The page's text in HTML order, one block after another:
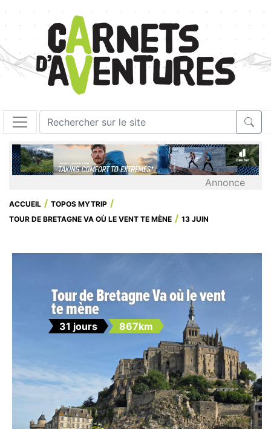
Annonce
ACCUEIL
TOPOS MYTRIP
TOUR DE BRETAGNE VA OÙ LE VENT TE MÈNE
13 JUIN
Tour de Bretagne Va où le vent
te mène
31 jours 867km